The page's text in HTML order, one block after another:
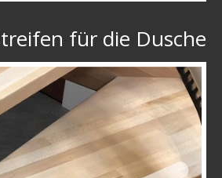
für die Dusche